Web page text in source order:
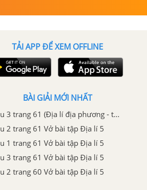
TẢI APP ĐỂ XEM OFFLINE
BÀI GIẢI MỚI NHẤT
Câu 3 trang 61 (Địa lí địa phương - tiếp theo) Vở bài tập Địa lí 5
2 trang 61 Vở bài tập Địa lí 5
1 trang 61 Vở bài tập Địa lí 5
3 trang 61 Vở bài tập Địa lí 5
2 trang 60 Vở bài tập Địa lí 5